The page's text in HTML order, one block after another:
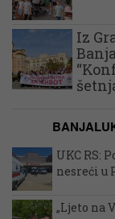
Iz
UKC RS:
nesreći u
„Ljeto na